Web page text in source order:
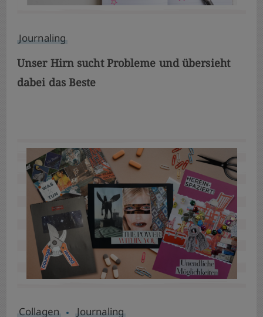
Journaling
Unser Hirn sucht Probleme und übersieht
dabei das Beste
Collagen Journaling